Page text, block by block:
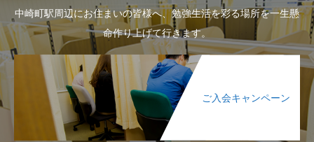
中崎町駅周辺にお住まいの皆様へ、勉強生活を彩る場所を一生懸
命作り上げて行きます。
ご入会キャンペーン